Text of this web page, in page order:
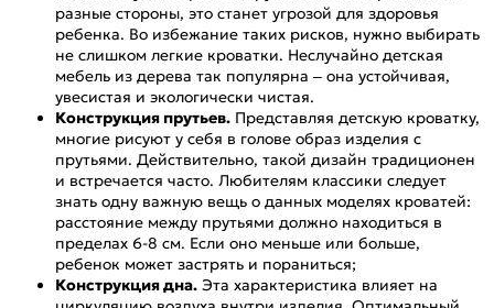
разные стороны, это станет угрозой для здоровья
ребенка. Во избежание таких рисков, нужно выбирать
не слишком легкие кроватки. Неслучайно детская
мебель из дерева так популярна – она устойчивая,
увесистая и экологически чистая.
Конструкция прутьев. Представляя детскую кроватку,
многие рисуют у себя в голове образ изделия с
прутьями. Действительно, такой дизайн традиционен
и встречается часто. Любителям классики следует
знать одну важную вещь о данных моделях кроватей:
расстояние между прутьями должно находиться в
пределах 6-8 см. Если оно меньше или больше,
ребенок может застрять и пораниться;
Конструкция дна. Эта характеристика влияет на